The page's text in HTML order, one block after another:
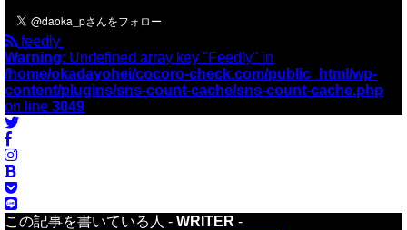
feedly
Warning: Undefined array key "Feedly" in
/home/okadayohei/cocoro-check.com/public_html/wp-
content/plugins/sns-count-cache/sns-count-cache.php
on line 3049
この記事を書いている人 - WRITER -